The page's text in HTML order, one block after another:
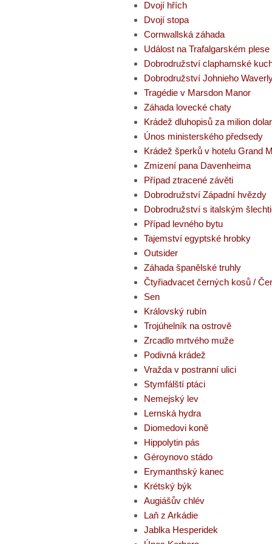
Dvojí hřích
Dvojí stopa
Cornwallská záhada
Událost na Trafalgarském plese
Dobrodružství claphamské
Dobrodružství Johnieho
Tragédie v Marsdon Manor
Záhada lovecké chaty
Krádež dluhopisů za milion
Únos ministerského předsedy
Krádež šperků v hotelu Grand
Zmizení pana Davenheima
Případ ztracené závěti
Dobrodružství Západní hvězdy
Dobrodružství s italským
Případ levného bytu
Tajemství egyptské hrobky
Outsider
Záhada španělské truhly
Čtyřiadvacet černých kosů /
Sen
Královský rubín
Trojúhelník na ostrově
Zrcadlo mrtvého muže
Podivná krádež
Vražda v postranní ulici
Stymfálští ptáci
Nemejský lev
Lernská hydra
Diomedovi koně
Hippolytin pás
Géroynovo stádo
Erymanthský kanec
Krétský býk
Augiášův chlév
Laň z Arkádie
Jablka Hesperidek